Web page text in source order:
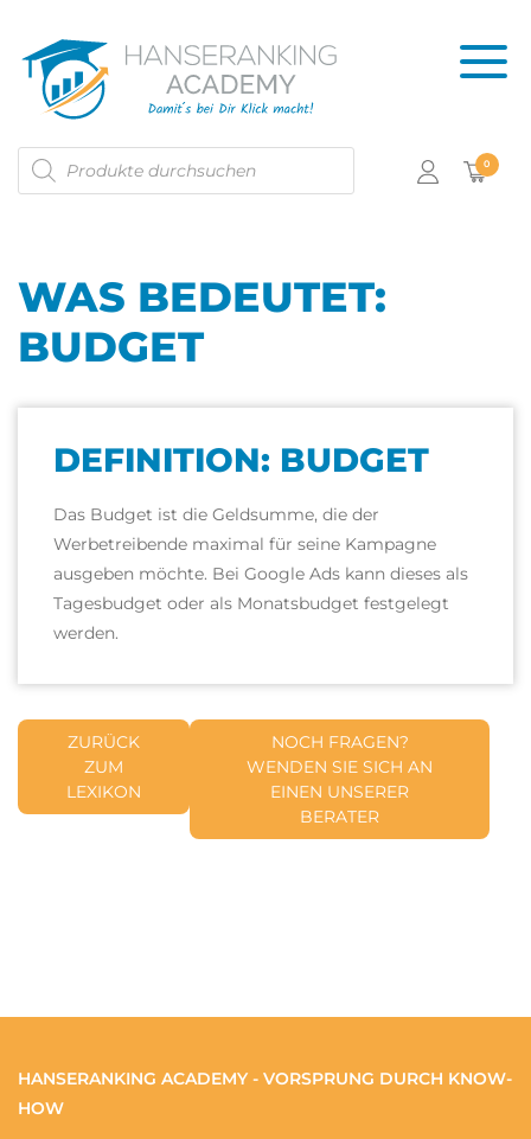
Products
search 0
WAS BEDEUTET:
BUDGET
DEFINITION: BUDGET
Das Budget ist die Geldsumme, die der
Werbetreibende maximal für seine Kampagne
ausgeben möchte. Bei Google Ads kann dieses als
Tagesbudget oder als Monatsbudget festgelegt
werden.
ZURÜCK
ZUM
LEXIKON
NOCH FRAGEN?
WENDEN SIE SICH AN
EINEN UNSERER
BERATER
HANSERANKING ACADEMY - VORSPRUNG DURCH KNOW-
HOW